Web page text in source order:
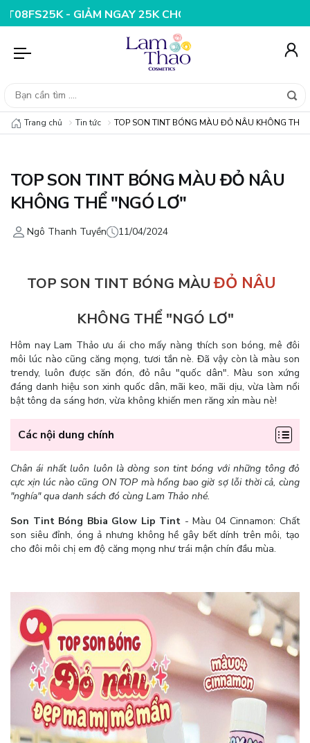
25K CHO ĐƠN HÀNG 99KNHẬP MÃ T08FS20K -
Trang chủ Tin tức TOP SON TINT BÓNG MÀU ĐỎ NÂU KHÔNG THỂ
TOP SON TINT BÓNG MÀU ĐỎ NÂU
KHÔNG THỂ "NGÓ LƠ"
Ngô Thanh Tuyền 11/04/2024
TOP SON TINT BÓNG MÀU ĐỎ NÂU
KHÔNG THỂ "NGÓ LƠ"
Hôm nay Lam Thảo ưu ái cho mấy nàng thích son bóng, mê đôi
môi lúc nào cũng căng mọng, tươi tắn nè. Đã vậy còn là màu son
trendy, luôn được săn đón, đỏ nâu "quốc dân". Màu son xứng
đáng danh hiệu son xinh quốc dân, mãi keo, mãi dịu, vừa làm nổi
bật tông da sáng hơn, vừa không khiến men răng xỉn màu nè!
Các nội dung chính
Chân ái nhất luôn luôn là dòng son tint bóng với những tông đỏ
cực xịn lúc nào cũng ON TOP mà hổng bao giờ sợ lỗi thời cả, cùng
"nghía" qua danh sách đó cùng Lam Thảo nhé.
Son Tint Bóng Bbia Glow Lip Tint - Màu 04 Cinnamon: Chất
son siêu đỉnh, óng ả nhưng không hề gây bết dính trên môi, tạo
cho đôi môi chị em độ căng mọng như trái mận chín đầu mùa.